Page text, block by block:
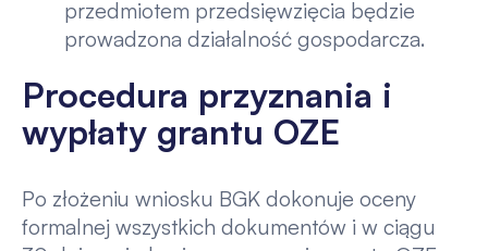
przedmiotem przedsięwzięcia będzie
prowadzona działalność gospodarcza.
Procedura przyznania i
wypłaty grantu OZE
Po złożeniu wniosku BGK dokonuje oceny
formalnej wszystkich dokumentów i w ciągu